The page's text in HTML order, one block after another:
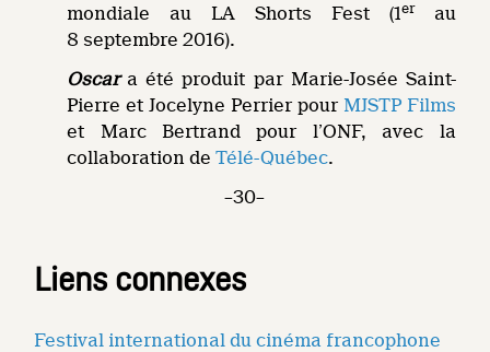
mondiale au LA Shorts Fest (1erau
8 septembre 2016).
Oscara été produit par Marie-Josée Saint-
Pierre et Jocelyne Perrier pour MJSTP Films
et Marc Bertrand pour l’ONF, avec la
collaboration deTélé-Québec.
–30–
Liens connexes
Festival international du cinéma francophone